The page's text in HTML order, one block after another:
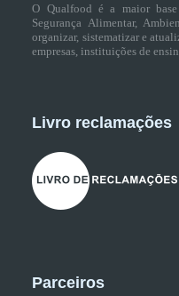
O Qualfood é a maior
Segurança Alimentar,
organizar, sistematizar e
empresas, instituições de
Livro reclamações
Parceiros